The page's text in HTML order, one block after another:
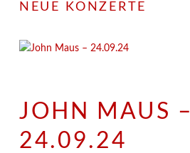
NEUE KONZERTE
JOHN MAUS –
24.09.24